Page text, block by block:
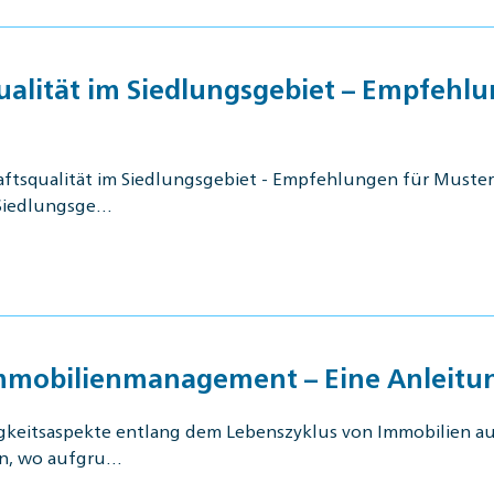
im Siedlungsgebiet –
im Siedlungsgebiet - Empfehlungen für
– Eine
entlang dem Lebenszyklus von Immobilien
wo aufgru…